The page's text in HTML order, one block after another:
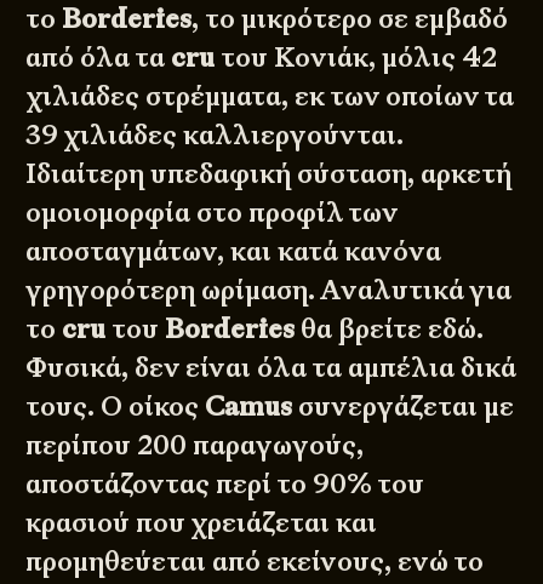
το Borderies, το μικρότερο σε εμβαδό
από όλα τα cru του Κονιάκ, μόλις 42
χιλιάδες στρέμματα, εκ των οποίων τα
39 χιλιάδες καλλιεργούνται.
Ιδιαίτερη υπεδαφική σύσταση, αρκετή
ομοιομορφία στο προφίλ των
αποσταγμάτων, και κατά κανόνα
γρηγορότερη ωρίμαση. Αναλυτικά για
το cru του Borderies θα βρείτε εδώ.
Φυσικά, δεν είναι όλα τα αμπέλια δικά
τους. Ο οίκος Camus συνεργάζεται με
περίπου 200 παραγωγούς,
αποστάζοντας περί το 90% του
κρασιού που χρειάζεται και
προμηθεύεται από εκείνους, ενώ το